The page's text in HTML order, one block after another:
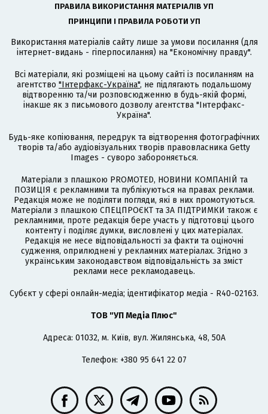
ПРАВИЛА ВИКОРИСТАННЯ МАТЕРІАЛІВ УП
ПРИНЦИПИ І ПРАВИЛА РОБОТИ УП
Використання матеріалів сайту лише за умови посилання (для
інтернет-видань - гіперпосилання) на "Економічну правду".
Всі матеріали, які розміщені на цьому сайті із посиланням на
агентство "Інтерфакс-Україна", не підлягають подальшому
відтворенню та/чи розповсюдженню в будь-якій формі,
інакше як з письмового дозволу агентства "Інтерфакс-
Україна".
Будь-яке копіювання, передрук та відтворення фотографічних
творів та/або аудіовізуальних творів правовласника Getty
Images - суворо забороняється.
Матеріали з плашкою PROMOTED, НОВИНИ КОМПАНІЙ та
ПОЗИЦІЯ є рекламними та публікуються на правах реклами.
Редакція може не поділяти погляди, які в них промотуються.
Матеріали з плашкою СПЕЦПРОЄКТ та ЗА ПІДТРИМКИ також є
рекламними, проте редакція бере участь у підготовці цього
контенту і поділяє думки, висловлені у цих матеріалах.
Редакція не несе відповідальності за факти та оціночні
судження, оприлюднені у рекламних матеріалах. Згідно з
українським законодавством відповідальність за зміст
реклами несе рекламодавець.
Cубєкт у сфері онлайн-медіа; ідентифікатор медіа - R40-02163.
ТОВ "УП Медіа Плюс"
Адреса: 01032, м. Київ, вул. Жилянська, 48, 50А
Телефон: +380 95 641 22 07